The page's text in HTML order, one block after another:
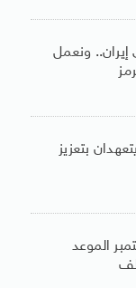
ونعمل
بتعزيز
العراقى: 30 سبتمبر الموعد